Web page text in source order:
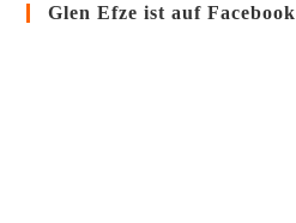
Glen Efze ist auf Facebook